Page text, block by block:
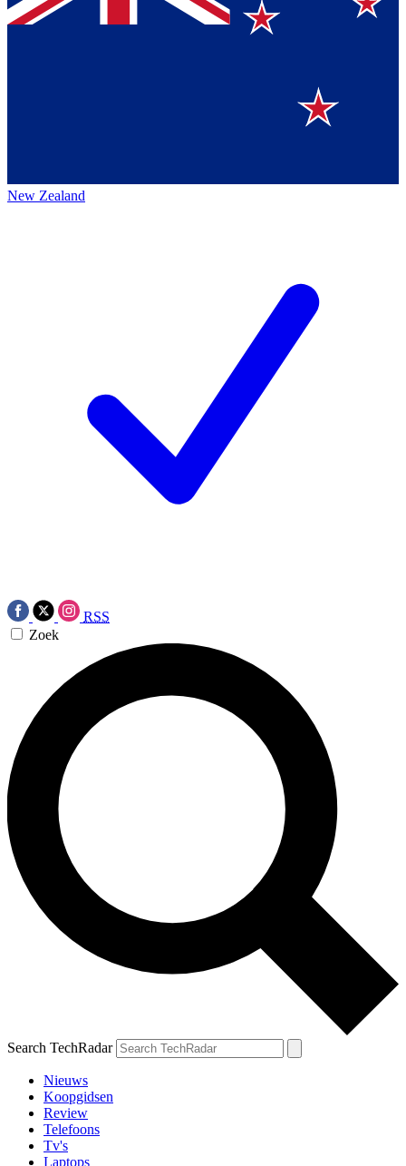
New Zealand
RSS
Zoek
Search TechRadar
Nieuws
Koopgidsen
Review
Telefoons
Tv's
Laptops